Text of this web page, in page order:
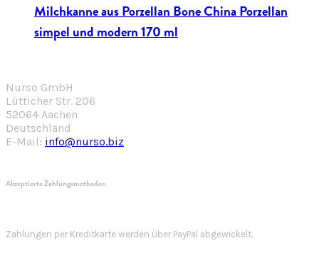
Milchkanne aus Porzellan Bone China Porzellan
simpel und modern 170 ml
Nurso GmbH
Lütticher Str. 206
52064 Aachen
Deutschland
E-Mail: info@nurso.biz
Akzeptierte Zahlungsmethoden
Zahlungen per Kreditkarte werden über PayPal abgewickelt.